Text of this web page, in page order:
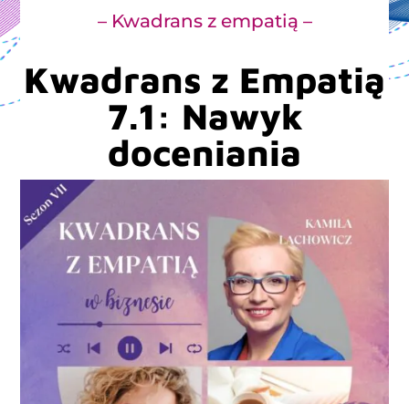
– Kwadrans z empatią –
Kwadrans z Empatią
7.1: Nawyk
doceniania